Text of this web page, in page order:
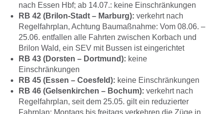
nach Essen Hbf; ab 14.07.: keine Einschränkungen
RB 42 (Brilon-Stadt – Marburg): verkehrt nach
Regelfahrplan, Achtung Baumaßnahme: Vom 08.06. –
25.06. entfallen alle Fahrten zwischen Korbach und
Brilon Wald, ein SEV mit Bussen ist eingerichtet
RB 43 (Dorsten – Dortmund): keine
Einschränkungen
RB 45 (Essen – Coesfeld): keine Einschränkungen
RB 46 (Gelsenkirchen – Bochum): verkehrt nach
Regelfahrplan, seit dem 25.05. gilt ein reduzierter
Fahrplan: Montags bis freitags verkehren die Züge in